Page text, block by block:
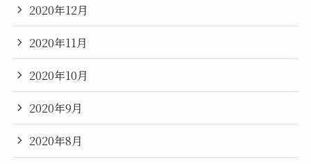
2020年12月
2020年11月
2020年10月
2020年9月
2020年8月